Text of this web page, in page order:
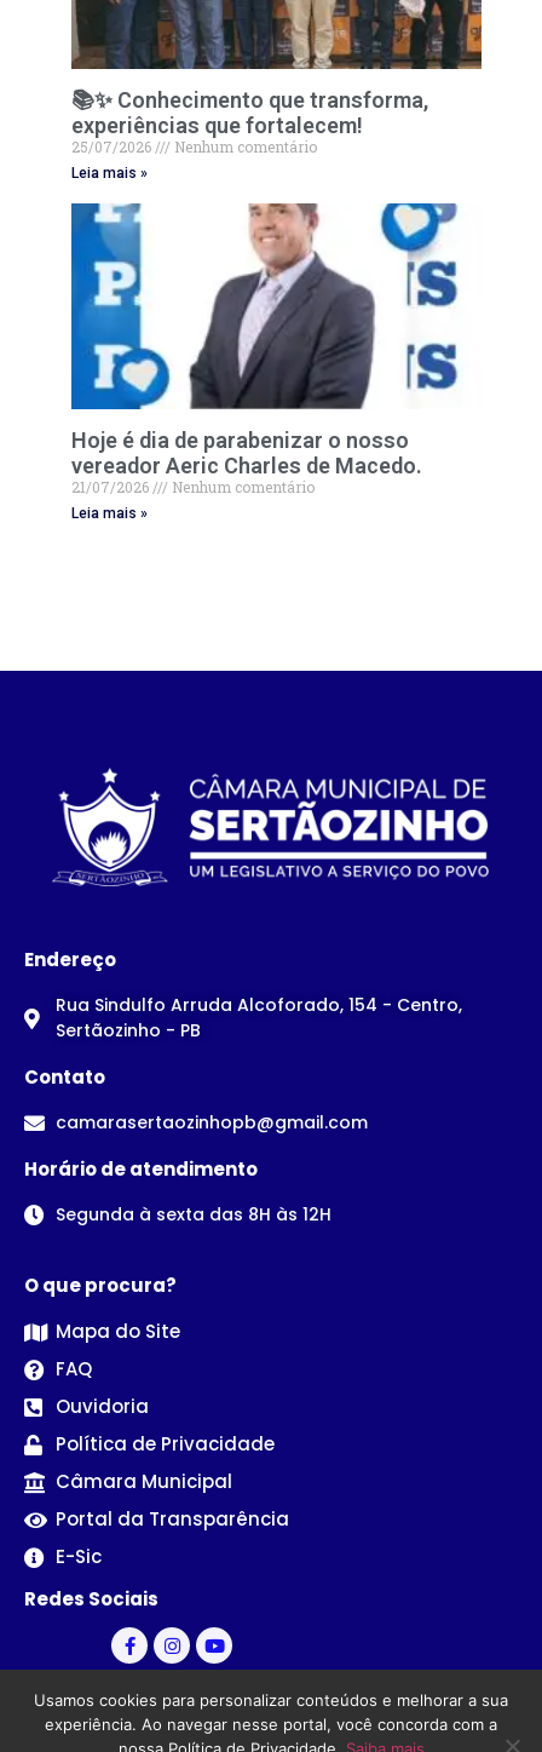
📚✨ Conhecimento que transforma,
experiências que fortalecem!
25/07/2026 Nenhum comentário
Leia mais »
Hoje é dia de parabenizar o nosso
vereador Aeric Charles de Macedo.
21/07/2026 Nenhum comentário
Leia mais »
Endereço
Rua Sindulfo Arruda Alcoforado, 154 - Centro,
Sertãozinho - PB
Contato
camarasertaozinhopb@gmail.com
Horário de atendimento
Segunda à sexta das 8H às 12H
O que procura?
Mapa do Site
FAQ
Ouvidoria
Política de Privacidade
Câmara Municipal
Portal da Transparência
E-Sic
Redes Sociais
Usamos cookies para personalizar conteúdos e melhorar a sua
experiência. Ao navegar nesse portal, você concorda com a